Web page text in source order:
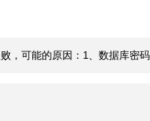
，可能的原因：1、数据库密